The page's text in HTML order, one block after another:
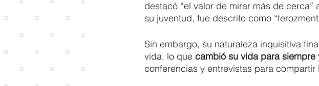
destacó “el valor de mirar más de
su juventud, fue descrito como
Sin embargo, su naturaleza inquisitiva
vida, lo que cambió su vida para siempre
conferencias y entrevistas para